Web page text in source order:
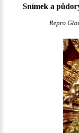
Snímek a
Repro